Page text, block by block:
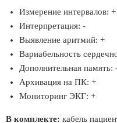
Измерение интервалов: +
Интерпретация: -
Выявление аритмий: +
Вариабельность
Дополнительная память:
Архивация на ПК: +
Мониторинг ЭКГ: +
В комплекте: кабель